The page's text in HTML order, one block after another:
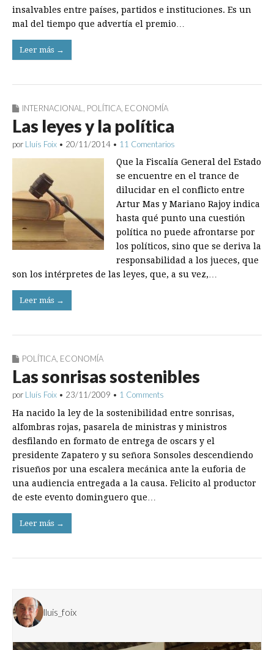
insalvables entre países, partidos e instituciones. Es un
mal del tiempo que advertía el premio…
Leer más →
INTERNACIONAL POLÍTICA ECONOMÍA
Las leyes y la política
por Lluís Foix • 20/11/2014 • 11 Comentarios
Que la Fiscalía General del Estado
se encuentre en el trance de
dilucidar en el conflicto entre
Artur Mas y Mariano Rajoy indica
hasta qué punto una cuestión
política no puede afrontarse por
los políticos, sino que se deriva la
responsabilidad a los jueces, que
son los intérpretes de las leyes, que, a su vez,…
Leer más →
POLÍTICA, ECONOMÍA
Las sonrisas sostenibles
por Lluís Foix • 23/11/2009 • 1 Comments
Ha nacido la ley de la sostenibilidad entre sonrisas,
alfombras rojas, pasarela de ministras y ministros
desfilando en formato de entrega de oscars y el
presidente Zapatero y su señora Sonsoles descendiendo
risueños por una escalera mecánica ante la euforia de
una audiencia entregada a la causa. Felicito al productor
de este evento dominguero que…
Leer más →
lluis_foix